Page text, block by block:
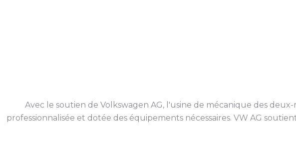
Avec le soutien de Volkswagen AG, l'usine de mécanique des
professionnalisée et dotée des équipements nécessaires. VW AG